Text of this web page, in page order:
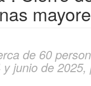
de 60
junio de